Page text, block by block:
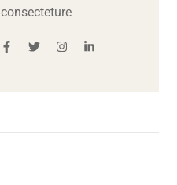
consecteture